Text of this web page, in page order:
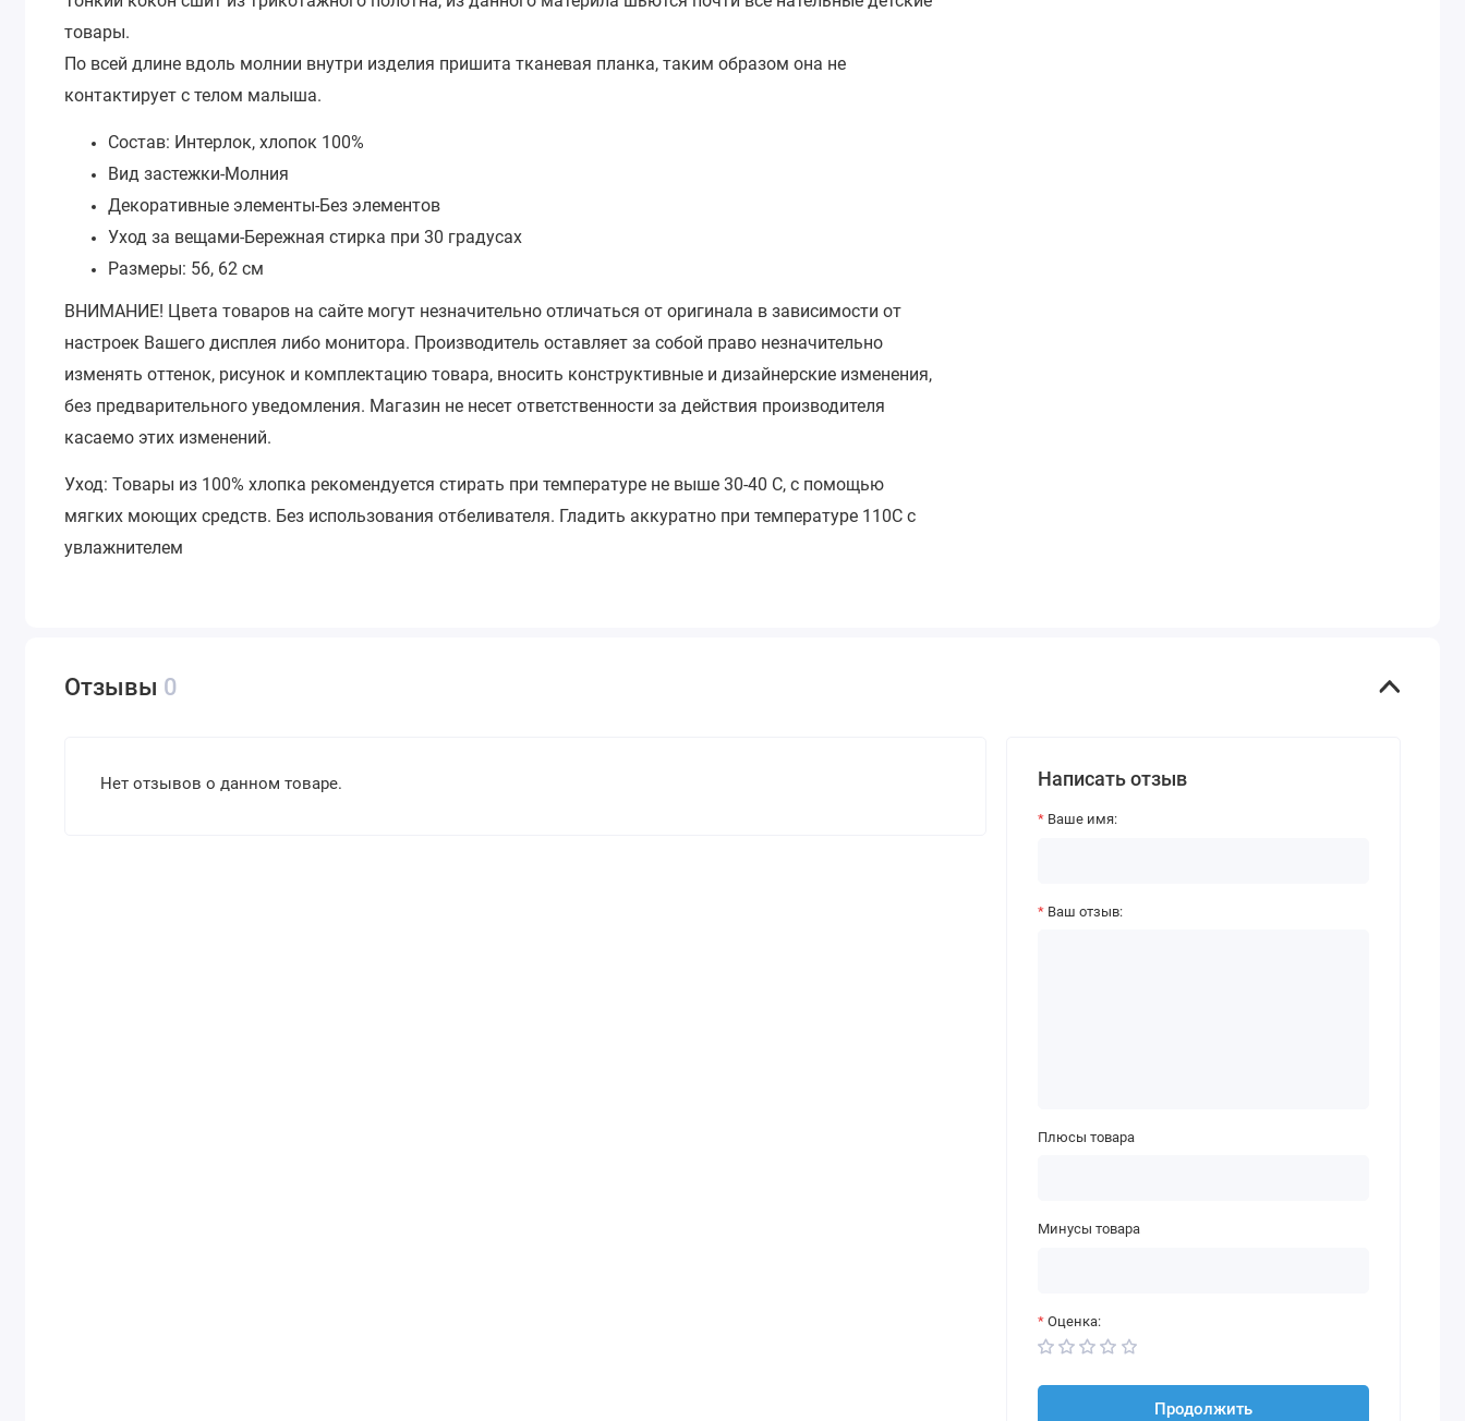
товары.
По всей длине вдоль молнии внутри изделия пришита тканевая планка, таким образом она не
контактирует с телом малыша.
Состав: Интерлок, хлопок 100%
Вид застежки-Молния
Декоративные элементы-Без элементов
Уход за вещами-Бережная стирка при 30 градусах
Размеры: 56, 62 см
ВНИМАНИЕ! Цвета товаров на сайте могут незначительно отличаться от оригинала в зависимости от
настроек Вашего дисплея либо монитора. Производитель оставляет за собой право незначительно
изменять оттенок, рисунок и комплектацию товара, вносить конструктивные и дизайнерские изменения,
без предварительного уведомления. Магазин не несет ответственности за действия производителя
касаемо этих изменений.
Уход: Товары из 100% хлопка рекомендуется стирать при температуре не выше 30-40 С, с помощью
мягких моющих средств. Без использования отбеливателя. Гладить аккуратно при температуре 110С с
увлажнителем
Отзывы 0
Нет отзывов о данном товаре. Написать отзыв
Ваше имя:
Ваш отзыв:
Плюсы товара
Минусы товара
Оценка:
Продолжить